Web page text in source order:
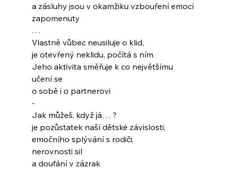
a zásluhy jsou v okamžiku vzbouření emocí
zapomenuty
…
Vlastně vůbec neusiluje o klid,
je otevřený neklidu, počítá s ním
Jeho aktivita směřuje k co největšímu
učení se
o sobě i o partnerovi
-
Jak můžeš, když já… ?
je pozůstatek naší dětské závislosti,
emočního splývání s rodiči,
nerovnosti sil
a doufání v zázrak